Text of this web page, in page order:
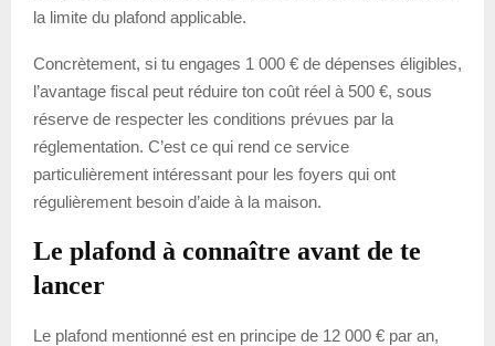
la limite du plafond applicable.
Concrètement, si tu engages 1 000 € de dépenses éligibles,
l’avantage fiscal peut réduire ton coût réel à 500 €, sous
réserve de respecter les conditions prévues par la
réglementation. C’est ce qui rend ce service
particulièrement intéressant pour les foyers qui ont
régulièrement besoin d’aide à la maison.
Le plafond à connaître avant de te
lancer
Le plafond mentionné est en principe de 12 000 € par an,